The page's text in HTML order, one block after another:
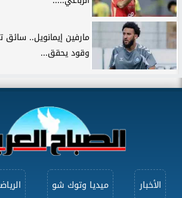
مارفين إيمانويل..
وقود يحقق...
الأخبار ميديا وتوك شو